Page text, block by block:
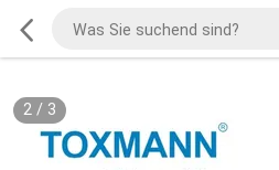
2/ 3